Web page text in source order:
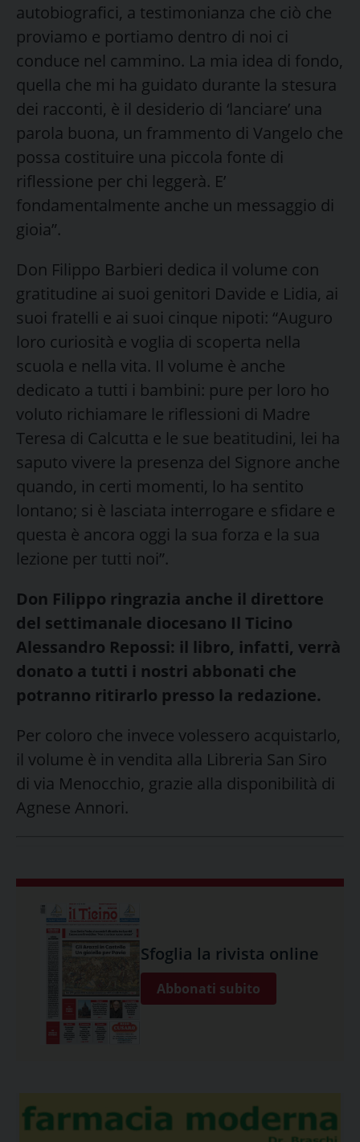
autobiografici, a testimonianza che ciò che
proviamo e portiamo dentro di noi ci
conduce nel cammino. La mia idea di fondo,
quella che mi ha guidato durante la stesura
dei racconti, è il desiderio di ‘lanciare’ una
parola buona, un frammento di Vangelo che
possa costituire una piccola fonte di
riflessione per chi leggerà. E’
fondamentalmente anche un messaggio di
gioia”.
Don Filippo Barbieri dedica il volume con
gratitudine ai suoi genitori Davide e Lidia, ai
suoi fratelli e ai suoi cinque nipoti: “Auguro
loro curiosità e voglia di scoperta nella
scuola e nella vita. Il volume è anche
dedicato a tutti i bambini: pure per loro ho
voluto richiamare le riflessioni di Madre
Teresa di Calcutta e le sue beatitudini, lei ha
saputo vivere la presenza del Signore anche
quando, in certi momenti, lo ha sentito
lontano; si è lasciata interrogare e sfidare e
questa è ancora oggi la sua forza e la sua
lezione per tutti noi”.
Don Filippo ringrazia anche il direttore
del settimanale diocesano Il Ticino
Alessandro Repossi: il libro, infatti, verrà
donato a tutti i nostri abbonati che
potranno ritirarlo presso la redazione.
Per coloro che invece volessero acquistarlo,
il volume è in vendita alla Libreria San Siro
di via Menocchio, grazie alla disponibilità di
Agnese Annori.
Sfoglia la rivista online
Abbonati subito